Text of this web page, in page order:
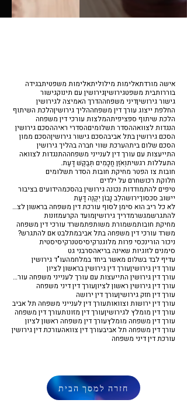
אישה מורדתאלימות מילוליתאלימות משפטיתבגידה
בוררותבית משפטגירושיןגירושין עם תינוקגישור
גישור גירושיןדיני משפחההדרך האמיצה לגירושין
החלפת ייצוג עורך דין משפחההליך גירושיןהלכת השיתוף
הלכת שיתוף ספציפיתהמלצות עורכי דין משפחה
הנגדות לצוואההסדר תשלומיםהסדרי ראיההסכם גירושין
הסכם גירושין בתל אביבהסכם גישור גירושיןהסכם ממון
הסכם שלום ביתהערכת שווי חברה בהליך גירושין
התייעצות עם עורך דין לענייני משפחההתנגדות לצוואה
התעללות רגשיתוְאֹזֶן חֲכָמִים תְּבַקֶּשׁ דָּעַת.
חובות צו הפטר מחיקת חובות הסדר תשלומים
חלוקת רכושחרם על ילדים
טיפים להתמודדות נכונה גירושין בהסכמהידועים בציבור
יישוב סכסוךירושהלֵב נָבוֹן יִקְנֶה דָּעַת
לא כל ריב הוא סימן לסוף עורכת דין משפחה בראשון לציון
להתגרשמגשרמדריך גירושיןמועד הקרעמזונות
מחיקת חובותמשמורת משותפתמשרד עורכי דין משפחה
משרד עורכי דין משפחה בתל אביבמתלבט אם להתגרש?
ניכור הורינכסי פרות מלוגנרקיסיסטנרקיסיסטית
סימנים לזוגיות שאינה בריאהסרבני גט
עדיף לבד בשלום מאשר ביחד במלחמהעו"ד גירושין
עורך דין גירושיןעורך דין גירושין בראשון לציון
עורך דין גירושין התייעצות עם עורך לענייני משפחה עורך דין משפחה
עורך דין גירושין ראשון לציוןעורך דין דיני משפחה
עורך דין חזק גירושיןעורך דין ירושה
עורך דין ירושות וצוואותעורך דין לענייני משפחה תל אביב
עורך דין מומלץ לגירושיןעורך דין מזונותעורך דין משפחה
עורך דין משפחה מומלץעורך דין משפחה ראשון לציון
עורך דין משפחה תל אביבעורך דין צוואהעורכת דין גירושין
עורכת דין דיני משפחה
חזרה למסך הבית